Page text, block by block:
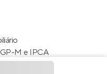
M e IPCA